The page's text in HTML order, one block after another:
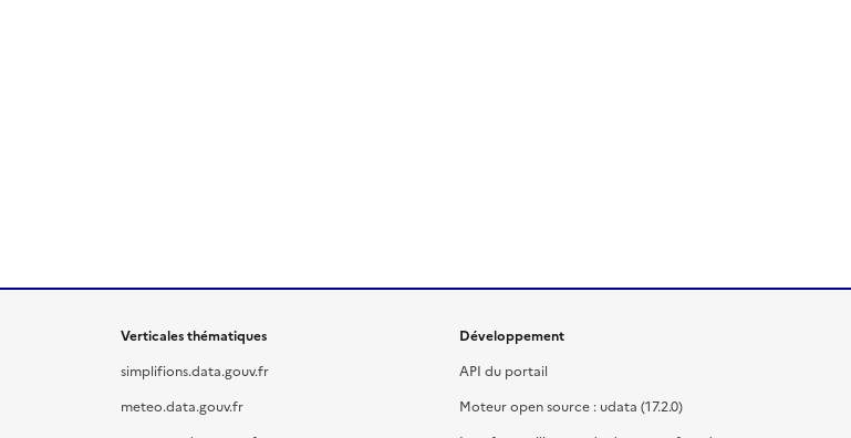
Verticales thématiques
simplifions.data.gouv.fr
meteo.data.gouv.fr
Développement
API du portail
Moteur open source : udata (17.2.0)